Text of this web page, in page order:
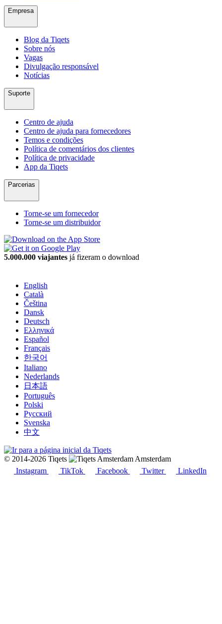
Empresa
Blog da Tiqets
Sobre nós
Vagas
Divulgação responsável
Notícias
Suporte
Centro de ajuda
Centro de ajuda para fornecedores
Temos e condições
Política de comentários dos clientes
Política de privacidade
App da Tiqets
Parcerias
Torne-se um fornecedor
Torne-se um distribuidor
5.000.000 viajantes já fizeram o download
English
Català
Čeština
Dansk
Deutsch
Ελληνικά
Español
Français
한국어
Italiano
Nederlands
日本語
Português
Polski
Русский
Svenska
中文
© 2014-2026 Tiqets
Amsterdam
Instagram
TikTok Facebook Twitter LinkedIn